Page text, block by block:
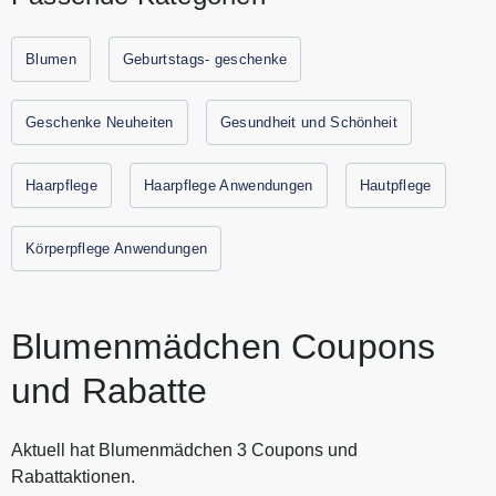
Plastik und ohne Tierversuche. Die aktuellsten Gutscheine
und Rabatte von Blumenmädchen findest Du auf
Gutscheine.codes.
Blumen Geburtstags- geschenke
Geschenke Neuheiten Gesundheit und Schönheit
Haarpflege Haarpflege Anwendungen Hautpflege
Körperpflege Anwendungen
Blumenmädchen Coupons
und Rabatte
Aktuell hat Blumenmädchen 3 Coupons und
Rabattaktionen.